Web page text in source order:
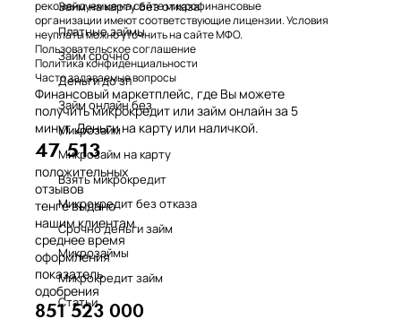
Займ на карту без отказа
Платные займы
Займ срочно
Деньги до зп
Займ онлайн без
Микрозайм
Микрозайм на карту
Взять микрокредит
Микрокредит без отказа
Срочно деньги займ
Микрозаймы
Микрокредит займ
Статьи
рекомендуемые на сайте микрофинансовые
организации имеют соответствующие лицензии. Условия
неуплаты можно уточнить на сайте МФО.
Пользовательское соглашение
Политика конфиденциальности
Часто задаваемые вопросы
Финансовый маркетплейс, где Вы можете
получить микрокредит или займ онлайн за 5
минут. Деньги на карту или наличкой.
47 513
положительных
отзывов
тенге выдано
нашим клиентам
среднее время
оформления
показатель
одобрения
851 523 000